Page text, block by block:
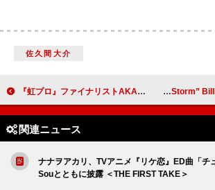
佐久間大介
『虹プロ』ファイナリストAKARI擁するELSEE、メジャーデビュー曲がTVアニメ『ワンダンス』ED主題歌に
関連ニュース
ナナヲアカリ、TVアニメ『リケ恋』ED曲「チ
Souとともに披露 ＜THE FIRST TAKE＞